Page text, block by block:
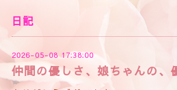
日記
2026-05-08 17:38:00
仲間の優しさ、娘ちゃんの、